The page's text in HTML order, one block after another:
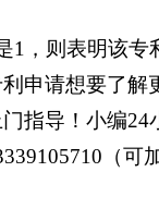
1，则表明该
申请想要了
指导！小编24
（可